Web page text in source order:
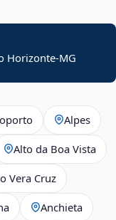
Horizonte-MG
Alpes
Alto da Boa Vista
Vera Cruz
Anchieta